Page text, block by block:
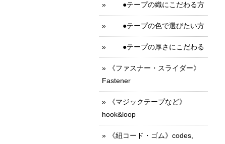
●テープの織にこだわる方
●テープの色で選びたい方
●テープの厚さにこだわる
《ファスナー・スライダー》
Fastener
《マジックテープなど》
hook&loop
《紐コード・ゴム》codes,